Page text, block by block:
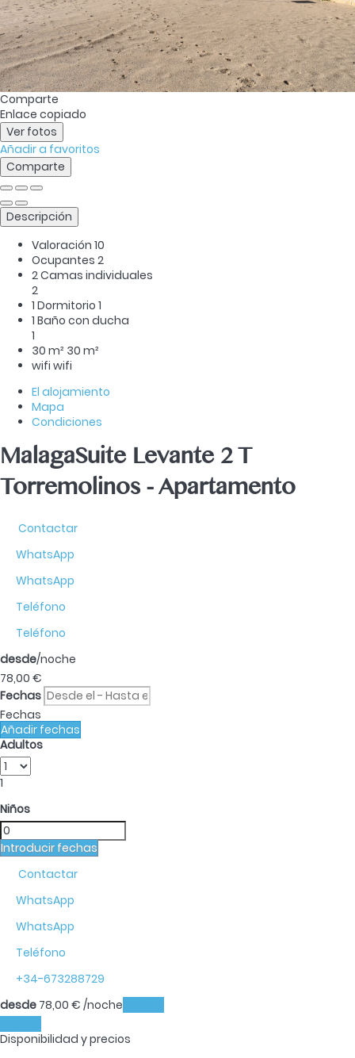
Comparte
Enlace copiado
Ver fotos
Añadir a favoritos
Comparte
Descripción
Valoración 10
Ocupantes 2
2 Camas individuales
2
1 Dormitorio 1
1 Baño con ducha
1
30 m² 30 m²
wifi wifi
El alojamiento
Mapa
Condiciones
MalagaSuite Levante 2 T
Torremolinos -Apartamento
Contactar
WhatsApp
WhatsApp
Teléfono
Teléfono
desde/noche
78,00 €
Fechas
Fechas
Añadir fechas
Adultos
1
Niños
Introducir fechas
Contactar
WhatsApp
WhatsApp
Teléfono
+34-673288729
desde 78,00 € /noche
Disponibilidad y precios